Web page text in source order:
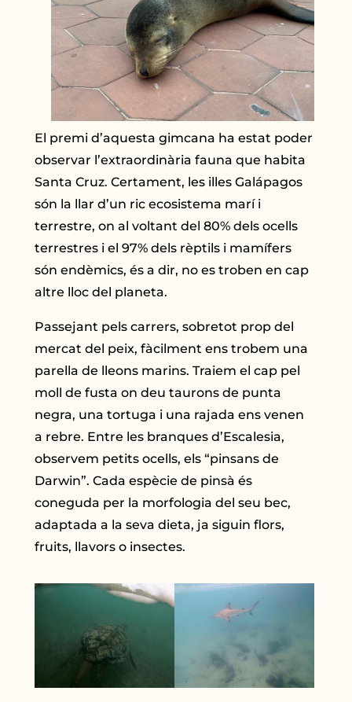
El premi d’aquesta gimcana ha estat poder
observar l’extraordinària fauna que habita
Santa Cruz. Certament, les illes Galápagos
són la llar d’un ric ecosistema marí i
terrestre, on al voltant del 80% dels ocells
terrestres i el 97% dels rèptils i mamífers
són endèmics, és a dir, no es troben en cap
altre lloc del planeta.
Passejant pels carrers, sobretot prop del
mercat del peix, fàcilment ens trobem una
parella de lleons marins. Traiem el cap pel
moll de fusta on deu taurons de punta
negra, una tortuga i una rajada ens venen
a rebre. Entre les branques d’Escalesia,
observem petits ocells, els “pinsans de
Darwin”. Cada espècie de pinsà és
coneguda per la morfologia del seu bec,
adaptada a la seva dieta, ja siguin flors,
fruits, llavors o insectes.